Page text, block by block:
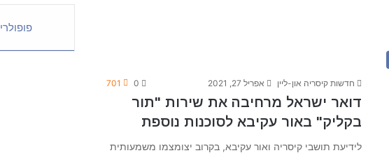
חדשות קיסריה און-ליין אפריל 27, 2021 0
701
דואר ישראל מרחיבה את שירות "תור
בקליק" באור עקיבא לסוכנות נוספת
לידיעת תושבי קיסריה ואור עקיבא, בקרוב יצומצמו משמעותית
פופולרי